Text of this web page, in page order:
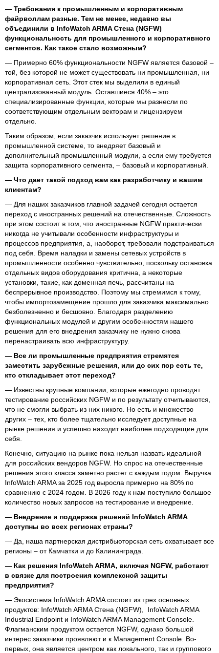
— Требования к промышленным и корпоративным
файрволлам разные. Тем не менее, недавно вы
объединили в InfoWatch ARMA Стена (NGFW)
функциональность для промышленного и корпоративного
сегментов. Как такое стало возможным?
— Примерно 60% функциональности NGFW является базовой –
той, без которой не может существовать ни промышленная, ни
корпоративная сеть. Этот стек мы выделили в единый
централизованный модуль. Оставшиеся 40% – это
специализированные функции, которые мы разнесли по
соответствующим отдельным векторам и лицензируем
отдельно.
Таким образом, если заказчик использует решение в
промышленной системе, то внедряет базовый и
дополнительный промышленный модули, а если ему требуется
защита корпоративного сегмента, – базовый и корпоративный.
— Что дает такой подход вам как разработчику и вашим
клиентам?
— Для наших заказчиков главной задачей сегодня остается
переход с иностранных решений на отечественные. Сложность
при этом состоит в том, что иностранные NGFW практически
никогда не учитывали особенности инфраструктуры и
процессов предприятия, а, наоборот, требовали подстраиваться
под себя. Время наладки и замены сетевых устройств в
промышленности особенно чувствительно, поскольку остановка
отдельных видов оборудования критична, а некоторые
установки, такие, как доменная печь, рассчитаны на
беспрерывное производство. Поэтому мы стремимся к тому,
чтобы импортозамещение прошло для заказчика максимально
безболезненно и бесшовно. Благодаря разделению
функциональных модулей и другим особенностям нашего
решения для его внедрения заказчику не нужно снова
перенастраивать всю инфраструктуру.
— Все ли промышленные предприятия стремятся
заместить зарубежные решения, или до сих пор есть те,
кто откладывает этот переход?
— Известны крупные компании, которые ежегодно проводят
тестирование российских NGFW и по результату отчитываются,
что не смогли выбрать из них никого. Но есть и множество
других – тех, кто более тщательно исследует доступные на
рынке решения и успешно находит наиболее подходящие для
себя.
Конечно, ситуацию на рынке пока нельзя назвать идеальной
для российских вендоров NGFW. Но спрос на отечественные
решения этого класса заметно растет с каждым годом. Выручка
InfoWatch ARMA за 2025 год выросла примерно на 80% по
сравнению с 2024 годом. В 2026 году к нам поступило большое
количество новых запросов на тестирование и внедрение.
— Внедрение и поддержка решений InfoWatch ARMA
доступны во всех регионах страны?
— Да, наша партнерская дистрибьюторская сеть охватывает все
регионы – от Камчатки и до Калининграда.
— Как решения InfoWatch ARMA, включая NGFW, работают
в связке для построения комплексной защиты
предприятия?
— Экосистема InfoWatch ARMA состоит из трех основных
продуктов: InfoWatch ARMA Стена (NGFW), InfoWatch ARMA
Industrial Endpoint и InfoWatch ARMA Management Console.
Флагманским продуктом остается NGFW, однако большой
интерес заказчики проявляют и к Management Console. Во-
первых, она является центром как локального, так и группового